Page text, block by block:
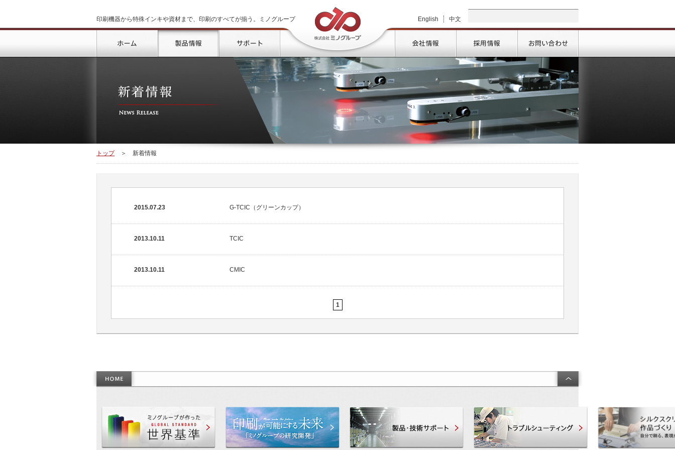
印刷機器から特殊インキや資材まで、印刷のすべてが揃う。ミノグループ
English
中文
トップ
製品情報 サポート 会社情報 採用情報 お問い合わせ
トップ ＞ 新着情報
2015.07.23 G-TCIC（グリーンカップ）
2013.10.11 TCIC
2013.10.11 CMIC
1
作った世界基準 印刷が可能にする未来「研究開発」 製品・技術サポート トラブルシューティング